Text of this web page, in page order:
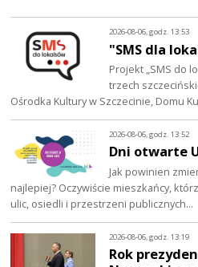
2026-08-06, godz. 13:53
"SMS dla
Projekt „SMS do
trzech
Ośrodka Kultury w Szczecinie, Domu
2026-08-06, godz. 13:52
Dni otwarte
Jak powinien
najlepiej? Oczywiście mieszkańcy,
ulic, osiedli i przestrzeni publicznych…
2026-08-06, godz. 13:19
Rok